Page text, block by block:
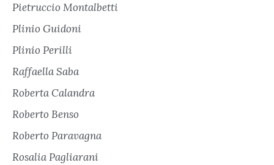
Pietruccio Montalbetti
Plinio Guidoni
Plinio Perilli
Raffaella Saba
Roberta Calandra
Roberto Benso
Roberto Paravagna
Rosalia Pagliarani